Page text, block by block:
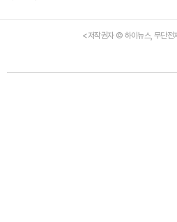
<저작권자 © 하이뉴스, 무단전